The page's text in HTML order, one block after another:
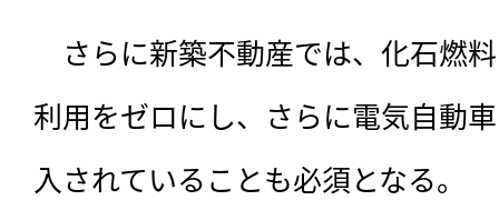
さらに新築不動産では、化石燃
利用をゼロにし、さらに電気自動
入されていることも必須となる。